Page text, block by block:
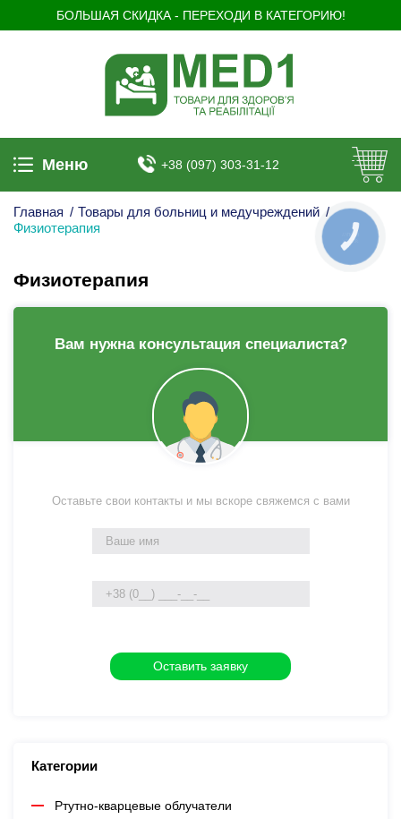
БОЛЬШАЯ СКИДКА - ПЕРЕХОДИ В КАТЕГОРИЮ!
Меню +38 (097) 303-31-12
Главная / Товары для больниц и медучреждений /
Физиотерапия
Физиотерапия
Вам нужна консультация специалиста?
Оставьте свои контакты и мы вскоре свяжемся с вами
Категории
Ртутно-кварцевые облучатели
КНОПКА
ЗВ'ЯЗКУ